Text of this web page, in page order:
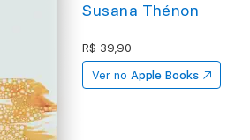
Susana Thénon
R$ 39,90
Ver no Apple Books